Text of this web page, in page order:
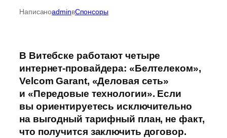
НаписаноadminвСпонсоры
В Витебске работают четыре
интернет-провайдера: «Белтелеком»,
Velcom Garant, «Деловая сеть»
и «Передовые технологии». Если
вы ориентируетесь исключительно
на выгодный тарифный план, не факт,
что получится заключить договор.